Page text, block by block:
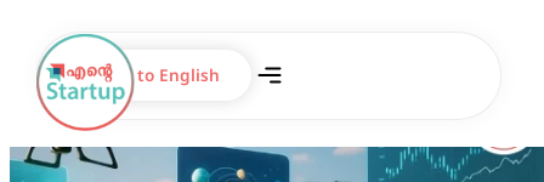
Switch to English